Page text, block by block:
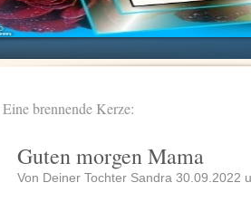
Eine brennende Kerze:
Guten morgen Mama
Von Deiner Tochter Sandra 30.09.2022